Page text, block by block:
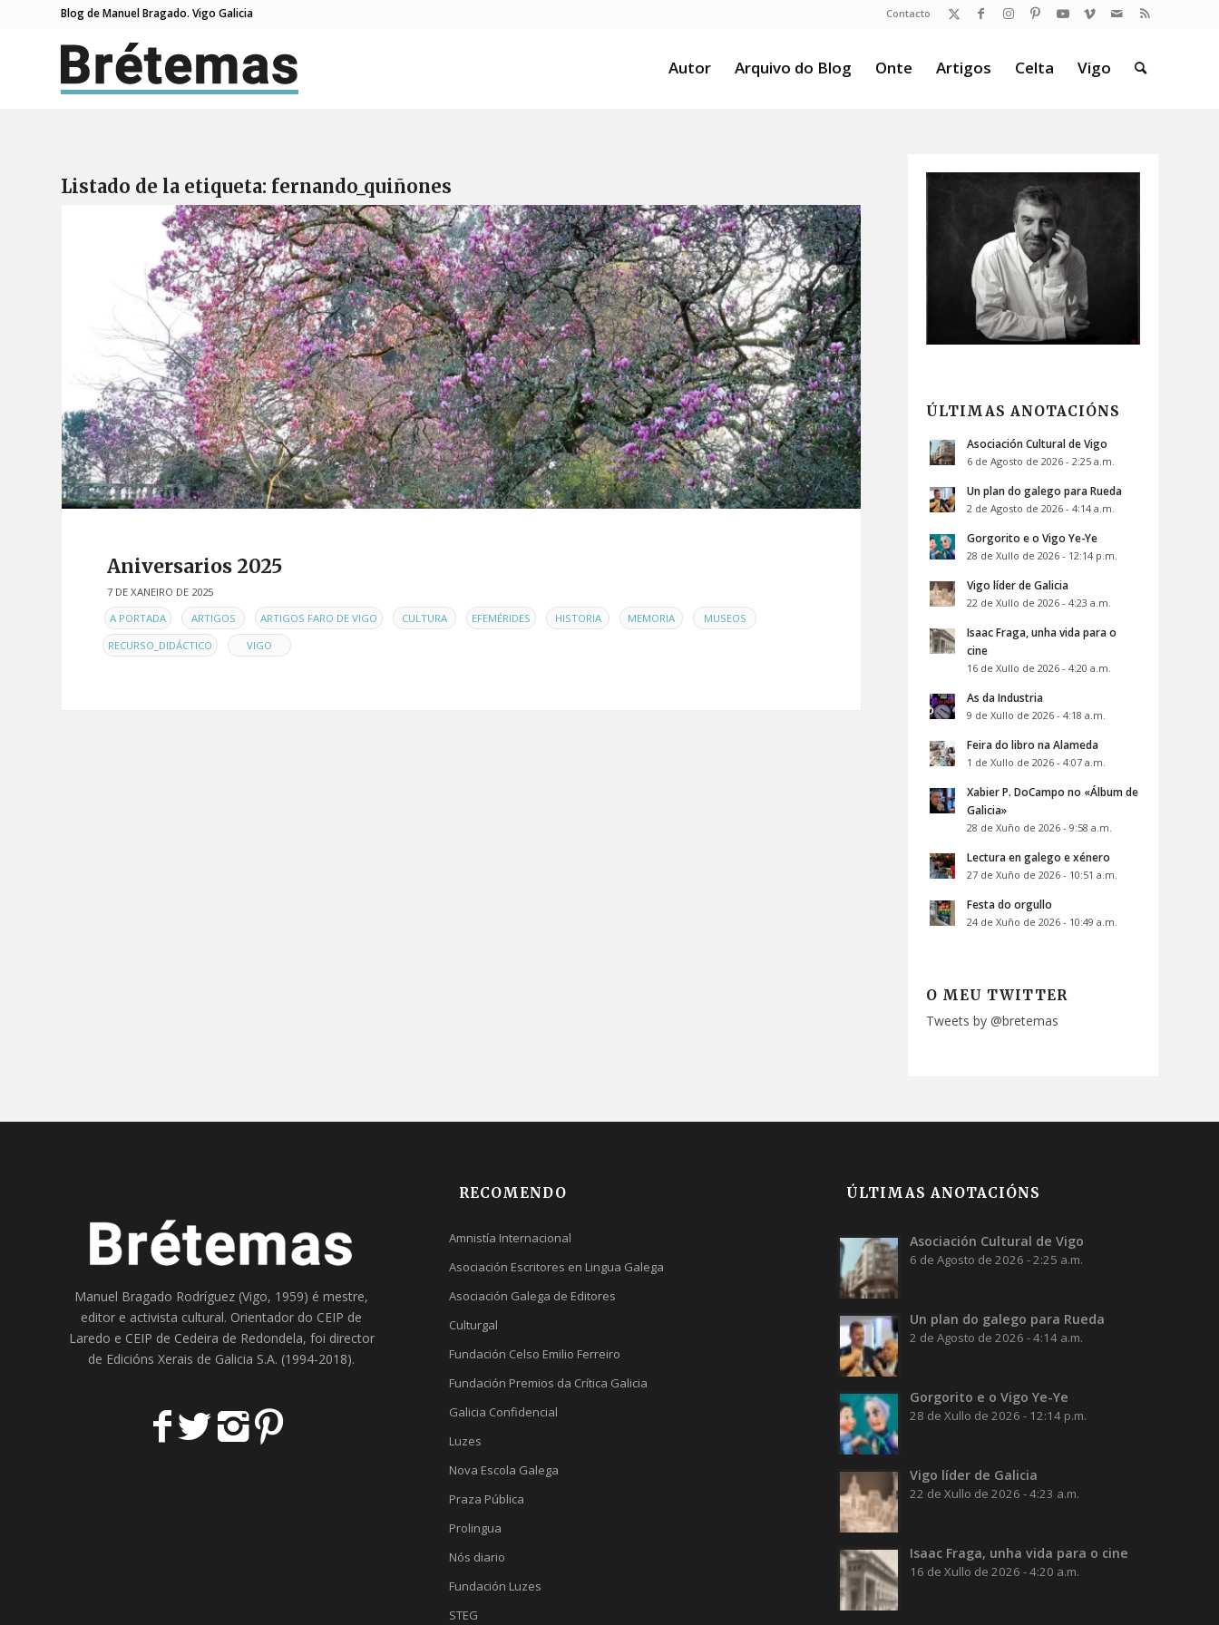
Contacto
Blog de Manuel Bragado. Vigo Galicia
Autor Arquivo do Blog Onte Artigos Celta Vigo
Listado de la etiqueta: fernando_quiñones
Aniversarios 2025
7 DE XANEIRO DE 2025
ENA PORTADA ARTIGOS ARTIGOS FARO DE VIGO CULTURA EFEMÉRIDES HISTORIA MEMORIA MUSEOS
RECURSO_DIDÁCTICO VIGO
ÚLTIMAS ANOTACIÓNS
Asociación Cultural de Vigo
6 de Agosto de 2026 - 2:25 a.m.
Un plan do galego para Rueda
2 de Agosto de 2026 - 4:14 a.m.
Gorgorito e o Vigo Ye-Ye
28 de Xullo de 2026 - 12:14 p.m.
Vigo líder de Galicia
22 de Xullo de 2026 - 4:23 a.m.
Isaac Fraga, unha vida para o
cine
16 de Xullo de 2026 - 4:20 a.m.
As da Industria
9 de Xullo de 2026 - 4:18 a.m.
Feira do libro na Alameda
1 de Xullo de 2026 - 4:07 a.m.
Xabier P. DoCampo no «Álbum de
Galicia»
28 de Xuño de 2026 - 9:58 a.m.
Lectura en galego e xénero
27 de Xuño de 2026 - 10:51 a.m.
Festa do orgullo
24 de Xuño de 2026 - 10:49 a.m.
O MEU TWITTER
Tweets by @bretemas
Manuel Bragado Rodríguez (Vigo, 1959) é mestre,
editor e activista cultural. Orientador do CEIP de
Laredo e CEIP de Cedeira de Redondela, foi director
de Edicións Xerais de Galicia S.A. (1994-2018).
RECOMENDO
Amnistía Internacional
Asociación Escritores en Lingua Galega
Asociación Galega de Editores
Culturgal
Fundación Celso Emilio Ferreiro
Fundación Premios da Crítica Galicia
Galicia Confidencial
Luzes
Nova Escola Galega
Praza Pública
Prolingua
Nós diario
Fundación Luzes
STEG
ÚLTIMAS ANOTACIÓNS
Asociación Cultural de Vigo
6 de Agosto de 2026 - 2:25 a.m.
Un plan do galego para Rueda
2 de Agosto de 2026 - 4:14 a.m.
Gorgorito e o Vigo Ye-Ye
28 de Xullo de 2026 - 12:14 p.m.
Vigo líder de Galicia
22 de Xullo de 2026 - 4:23 a.m.
Isaac Fraga, unha vida para o cine
16 de Xullo de 2026 - 4:20 a.m.